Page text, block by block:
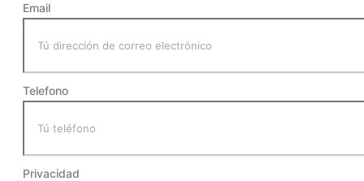
Email
Telefono
Privacidad